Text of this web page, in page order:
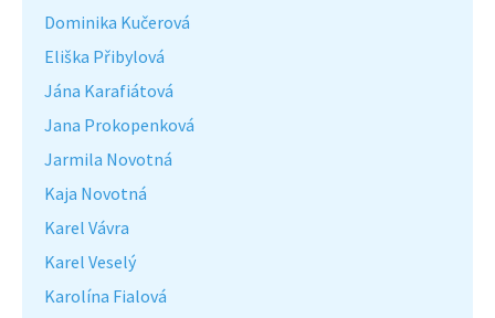
Dominika Kučerová
Eliška Přibylová
Jána Karafiátová
Jana Prokopenková
Jarmila Novotná
Kaja Novotná
Karel Vávra
Karel Veselý
Karolína Fialová